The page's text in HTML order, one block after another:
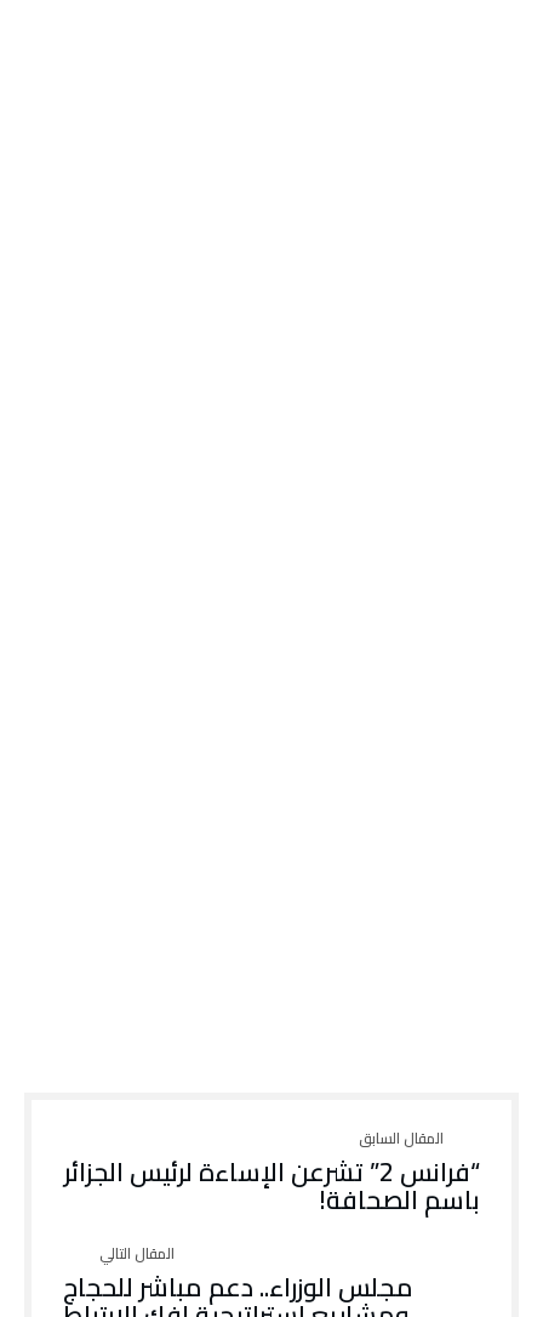
“فرانس 2” تشرعن الإساءة لرئيس الجزائر
باسم الصحافة!
مجلس الوزراء.. دعم مباشر للحجاج